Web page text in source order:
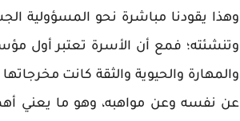
وهذا يقودنا مباشرة نحو المسؤولية
وتنشئته؛ فمع أن الأسرة تعتبر أول
والمهارة والحيوية والثقة كانت
عن نفسه وعن مواهبه، وهو ما يعني